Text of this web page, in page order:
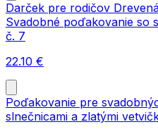
Darček pre rodičov
Svadobné poďakovanie so
č. 7
22.10 €
Poďakovanie pre
slnečnicami a zlatými